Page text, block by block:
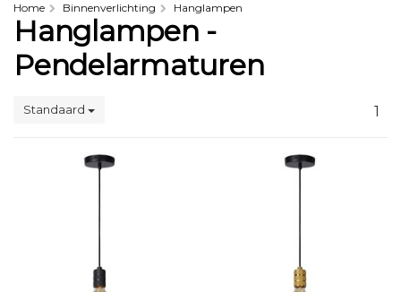
Home Binnenverlichting Hanglampen
Hanglampen -
Pendelarmaturen
Standaard 1